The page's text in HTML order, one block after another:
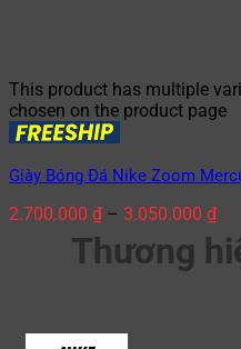
This product has multiple
chosen on the product page
Giày Bóng Đá Nike Zoom
2.700.000 ₫– 3.050.000 ₫
Thương